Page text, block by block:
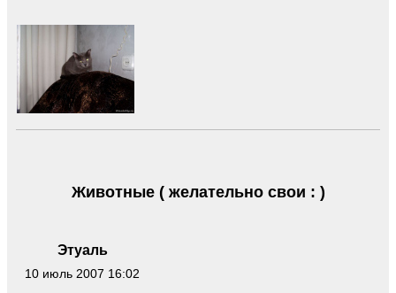
Этуаль
10 июль 2007 16:02
Животные ( желательно свои : )